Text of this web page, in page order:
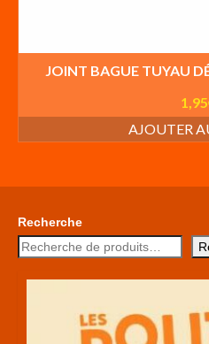
JOINT BAGUE TUYAU
1,95
AJOUTER
Recherche